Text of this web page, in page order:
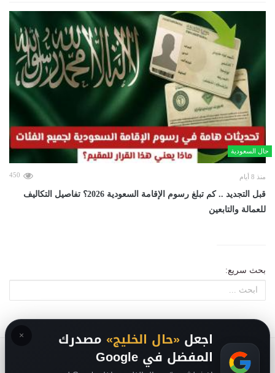
حال السعودية
منذ 8 أيام 450
قبل التجديد .. كم تبلغ رسوم الإقامة السعودية 2026؟ تفاصيل التكاليف
للعمالة والتابعين
بحث سريع:
× اجعل «حال الخليج» مصدرك
المفضل في Google